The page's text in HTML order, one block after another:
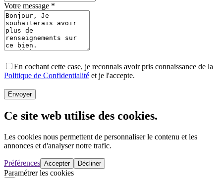
Votre message *
En cochant cette case, je reconnais avoir pris connaissance de la
Politique de Confidentialité et je l'accepte.
Envoyer
Ce site web utilise des cookies.
Les cookies nous permettent de personnaliser le contenu et les
annonces et d'analyser notre trafic.
Préférences Accepter Décliner
Paramétrer les cookies